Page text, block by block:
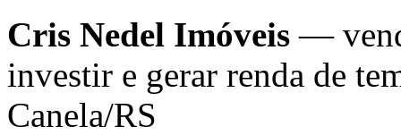
Cris Nedel Imóveis —
investir e gerar renda de
Canela/RS